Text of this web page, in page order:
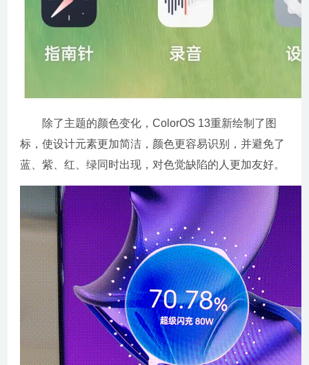
除了主题的颜色变化，ColorOS 13重新绘制了图
标，使设计元素更加简洁，颜色更容易识别，并避免了
蓝、紫、红、绿同时出现，对色觉缺陷的人更加友好。